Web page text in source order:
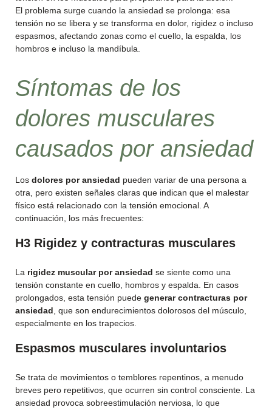
El problema surge cuando la ansiedad se prolonga: esa
tensión no se libera y se transforma en dolor, rigidez o incluso
espasmos, afectando zonas como el cuello, la espalda, los
hombros e incluso la mandíbula.
Síntomas de los
dolores musculares
causados por ansiedad
Los dolores por ansiedad pueden variar de una persona a
otra, pero existen señales claras que indican que el malestar
físico está relacionado con la tensión emocional. A
continuación, los más frecuentes:
H3 Rigidez y contracturas musculares
La rigidez muscular por ansiedad se siente como una
tensión constante en cuello, hombros y espalda. En casos
prolongados, esta tensión puede generar contracturas por
ansiedad , que son endurecimientos dolorosos del músculo,
especialmente en los trapecios.
Espasmos musculares involuntarios
Se trata de movimientos o temblores repentinos, a menudo
breves pero repetitivos, que ocurren sin control consciente. La
ansiedad provoca sobreestimulación nerviosa, lo que